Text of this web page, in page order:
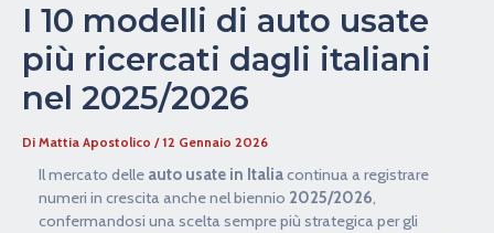
I 10 modelli di auto usate
più ricercati dagli italiani
nel 2025/2026
Di Mattia Apostolico / 12 Gennaio 2026
Il mercato delle auto usate in Italiacontinua a registrare
numeri in crescita anche nel biennio 2025/2026,
confermandosi una scelta sempre più strategica per gli